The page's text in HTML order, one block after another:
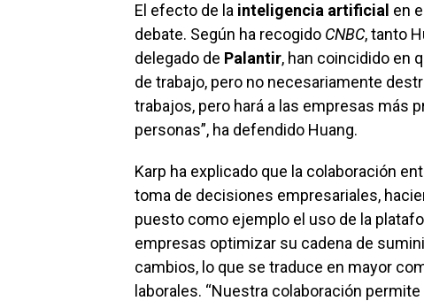
El efecto de la inteligencia artificial en
debate. Según ha recogido CNBC, tanto
delegado de Palantir, han coincidido en
de trabajo, pero no necesariamente
trabajos, pero hará a las empresas más
personas”, ha defendido Huang.
Karp ha explicado que la colaboración
toma de decisiones empresariales,
puesto como ejemplo el uso de la
empresas optimizar su cadena de
cambios, lo que se traduce en mayor
laborales. “Nuestra colaboración